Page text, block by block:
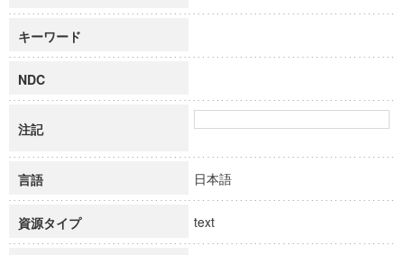
キーワード
NDC
注記
言語 日本語
資源タイプ text